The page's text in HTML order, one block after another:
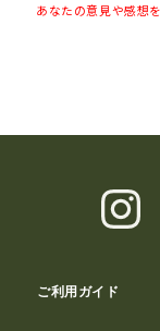
あなたの意見や感想
ご利用ガイド